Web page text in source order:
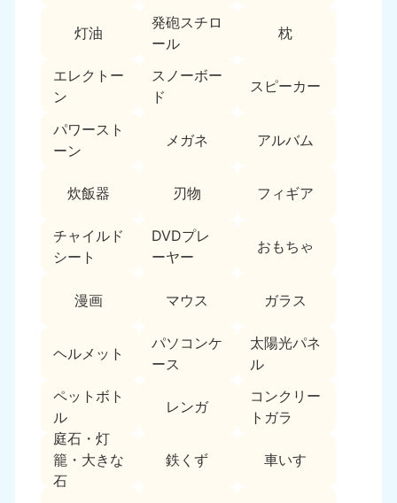
灯油
発砲スチロ
ール
枕
エレクトー
ン
スノーボー
ド
スピーカー
パワースト
ーン
メガネ アルバム
炊飯器 刃物 フィギア
チャイルド
シート
DVDプレ
ーヤー
おもちゃ
漫画 マウス ガラス
ヘルメット
パソコンケ
ース
太陽光パネ
ル
ペットボト
ル
レンガ
コンクリー
トガラ
庭石・灯
籠・大きな
石
鉄くず 車いす
050-1881-5263
9:00〜19:00 年中無休
近畿
050-1881-5250
9:00〜19:00 年中無休 9:00〜19:00 年中無休
奈良県
050-1881-5249
三重県
050-1881-5254
滋賀県
9:00〜19:00 年中無休 9:00〜19:00 年中無休
050-1881-5248
中国
岡山県
050-1881-5146
9:00〜19:00 年中無休
山口県
050-1880-9900